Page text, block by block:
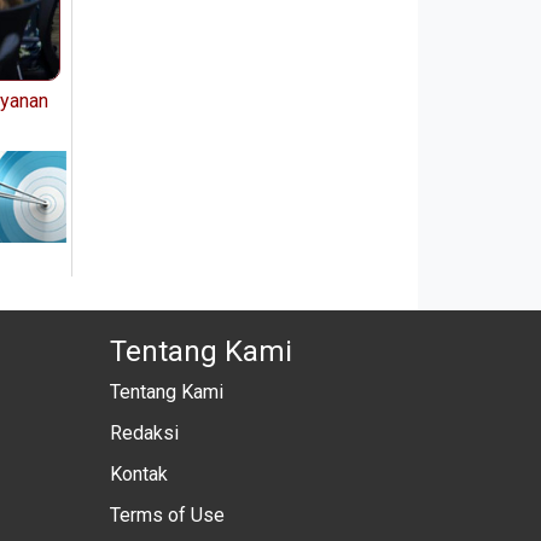
Tentang Kami
Tentang Kami
Redaksi
Kontak
Terms of Use